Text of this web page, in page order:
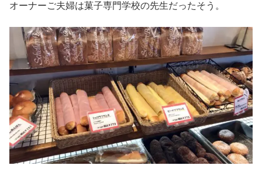
オーナーご夫婦は菓子専門学校の先生だったそう。